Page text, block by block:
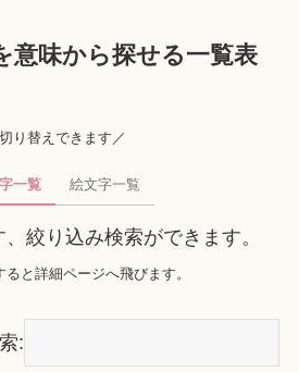
意味から探せる一覧表
り替えできます／
一覧 絵文字一覧
絞り込み検索ができます。
と詳細ページへ飛びます。
: